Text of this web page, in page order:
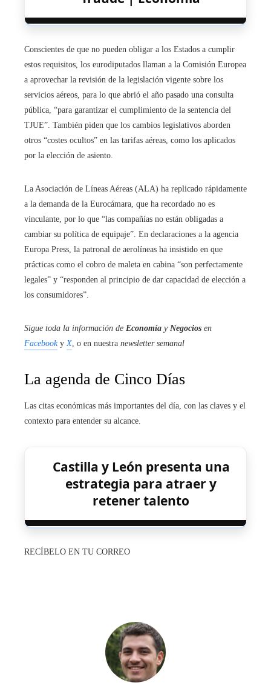
Conscientes de que no pueden obligar a los Estados a cumplir
estos requisitos, los eurodiputados llaman a la Comisión Europea
a aprovechar la revisión de la legislación vigente sobre los
servicios aéreos, para lo que abrió el año pasado una consulta
pública, “para garantizar el cumplimiento de la sentencia del
TJUE”. También piden que los cambios legislativos aborden
otros “costes ocultos” en las tarifas aéreas, como los aplicados
por la elección de asiento.
La Asociación de Líneas Aéreas (ALA) ha replicado rápidamente
a la demanda de la Eurocámara, que ha recordado no es
vinculante, por lo que “las compañías no están obligadas a
cambiar su política de equipaje”. En declaraciones a la agencia
Europa Press, la patronal de aerolíneas ha insistido en que
prácticas como el cobro de maleta en cabina “son perfectamente
legales” y “responden al principio de dar capacidad de elección a
los consumidores”.
Sigue toda la información de Economía y Negocios en
FacebookyX, o en nuestra newsletter semanal
La agenda de Cinco Días
Las citas económicas más importantes del día, con las claves y el
contexto para entender su alcance.
Castilla y León presenta una
estrategia para atraer y
retener talento
RECÍBELO EN TU CORREO